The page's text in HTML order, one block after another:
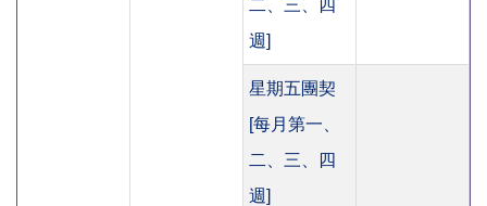
二、三、四
週]
星期五團契
[每月第一、
二、三、四
週]